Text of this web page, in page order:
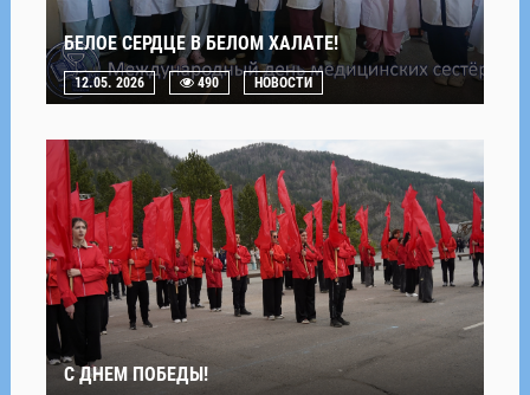
БЕЛОЕ СЕРДЦЕ В БЕЛОМ ХАЛАТЕ!
12.05. 2026 490 НОВОСТИ
С ДНЕМ ПОБЕДЫ!